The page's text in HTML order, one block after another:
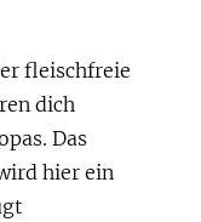
fleischfreie
dich
Das
hier ein